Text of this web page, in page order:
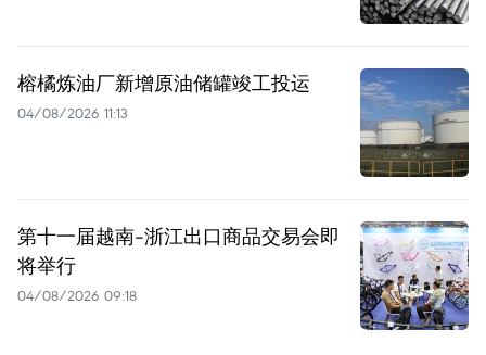
榕橘炼油厂新增原油储罐竣工投运
04/08/2026 11:13
第十一届越南-浙江出口商品交易会即
将举行
04/08/2026 09:18